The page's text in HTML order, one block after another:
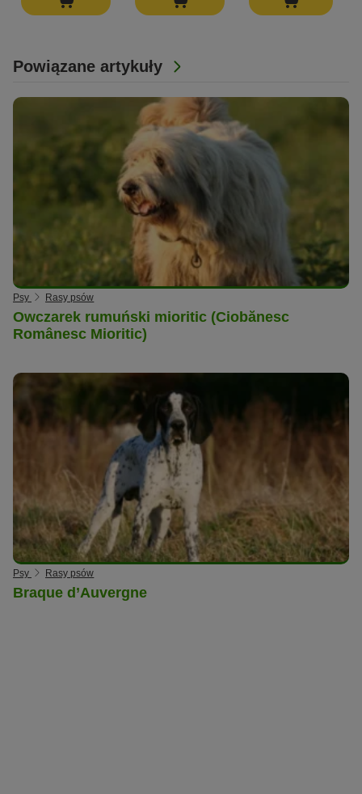
Powiązane artykuły
Psy Rasy psów
Owczarek rumuński mioritic (Ciobănesc
Românesc Mioritic)
Psy Rasy psów
Braque d’Auvergne